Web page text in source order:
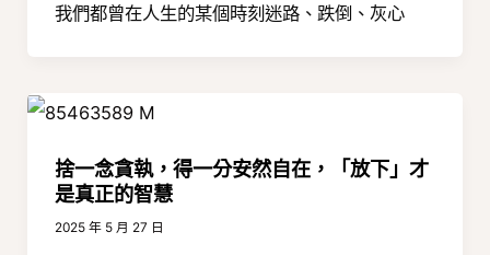
我們都曾在人生的某個時刻迷路、跌倒、灰心
捨一念貪執，得一分安然自在，「放下」才
是真正的智慧
2025 年 5 月 27 日